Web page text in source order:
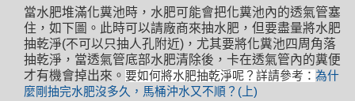
當水肥堆滿化糞池時，水肥可能會把化糞池內的透氣管塞
住，如下圖。此時可以請廠商來抽水肥，但要盡量將水肥
抽乾淨(不可以只抽人孔附近)，尤其要將化糞池四周角落
抽乾淨，當透氣管底部水肥清除後，卡在透氣管內的糞便
才有機會掉出來。 要如何將水肥抽乾淨呢？ 詳請參考： 為什
麼剛抽完水肥沒多久，馬桶沖水又不順？(上)